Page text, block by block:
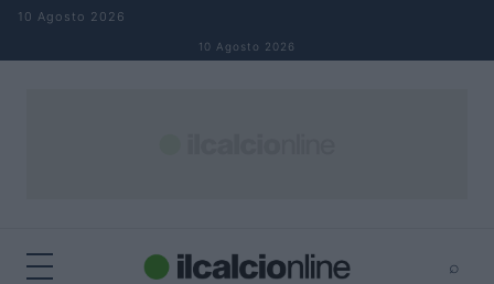
Salta al contenuto
10 Agosto 2026
10 Agosto 2026
⌕